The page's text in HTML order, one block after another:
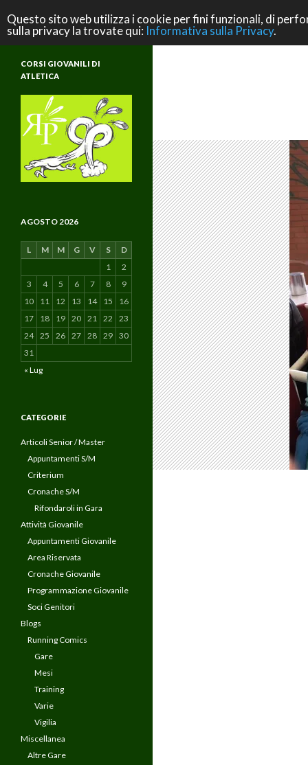
ASD Rifondazione Podistica
Scuola di Atletica e di Vita
CORSI GIOVANILI DI
ATLETICA
AGOSTO 2026
L M M G V S
D
1
2
3
4 5 6 7 8
9
10
11 12 13 14 15
16
17
18 19 20 21 22
23
24 25 26 27 28 29 30
31
« Lug
CATEGORIE
Articoli Senior / Master
Appuntamenti S/M
Criterium
Cronache S/M
Rifondaroli in Gara
Attività Giovanile
Appuntamenti Giovanile
Area Riservata
Cronache Giovanile
Programmazione Giovanile
Soci Genitori
Blogs
Running Comics
Gare
Mesi
Training
Varie
Vigilia
Miscellanea
Altre Gare
Questo sito web utilizza i cookie per fini funzionali, di
sulla privacy la trovate qui: Informativa sulla Privacy.